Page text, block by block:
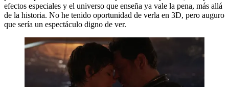
efectos especiales y el universo que enseña ya vale la pena, más allá
de la historia. No he tenido oportunidad de verla en 3D, pero auguro
que sería un espectáculo digno de ver.